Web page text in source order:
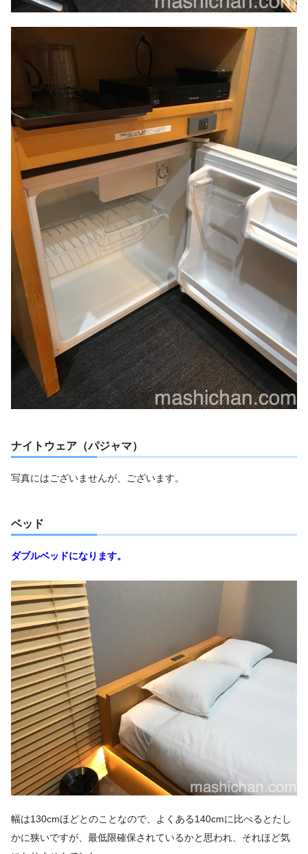
ナイトウェア（パジャマ）
写真にはございませんが、ございます。
ベッド
ダブルベッドになります。
幅は130cmほどとのことなので、よくある140cmに比べるとたし
かに狭いですが、最低限確保されているかと思われ、それほど気